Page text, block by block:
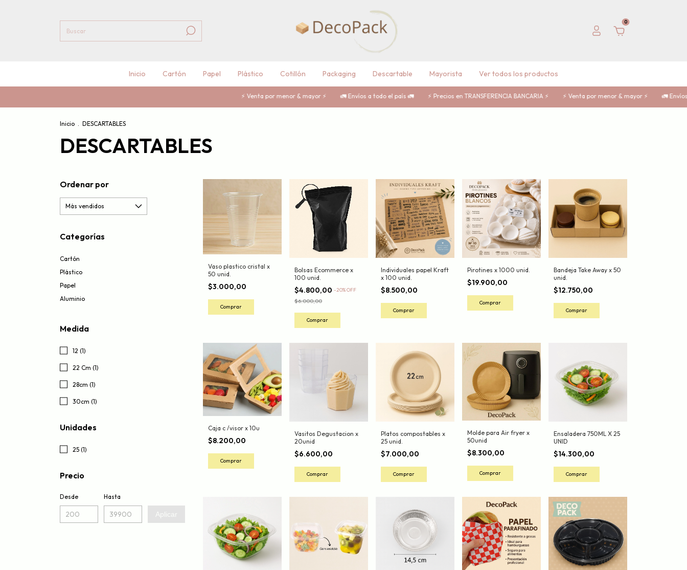
0
Inicio Cartón Papel Plástico Cotillón Packaging Descartable Mayorista Ver todos los productos
⚡️ Venta por menor & mayor ⚡️ 🚛 Envíos a todo el país 🚛 ⚡ Precios en TRANSFERENCIA BANCARIA ⚡ ⚡️ Venta por menor & mayor ⚡️ 🚛 Envíos a todo el
Inicio . DESCARTABLES
DESCARTABLES
Ordenar por
Categorías
Cartón
Plástico
Papel
Aluminio
Medida
12 (1)
22 Cm (1)
28cm (1)
30cm (1)
Unidades
25 (1)
Precio
Desde Hasta
Aplicar
Vaso plastico cristal x
50 unid.
$3.000,00
Bolsas Ecommerce x
100 unid.
$4.800,00 -20%OFF
$6.000,00
Individuales papel Kraft
x 100 unid.
$8.500,00
Pirotines x 1000 unid.
$19.900,00
Bandeja Take Away x 50
unid.
$12.750,00
Caja c /visor x 10u
$8.200,00
Vasitos Degustacion x
20unid
$6.600,00
Platos compostables x
25 unid.
$7.000,00
Molde para Air fryer x
50unid
$8.300,00
Ensaladera 750ML X 25
UNID
$14.300,00